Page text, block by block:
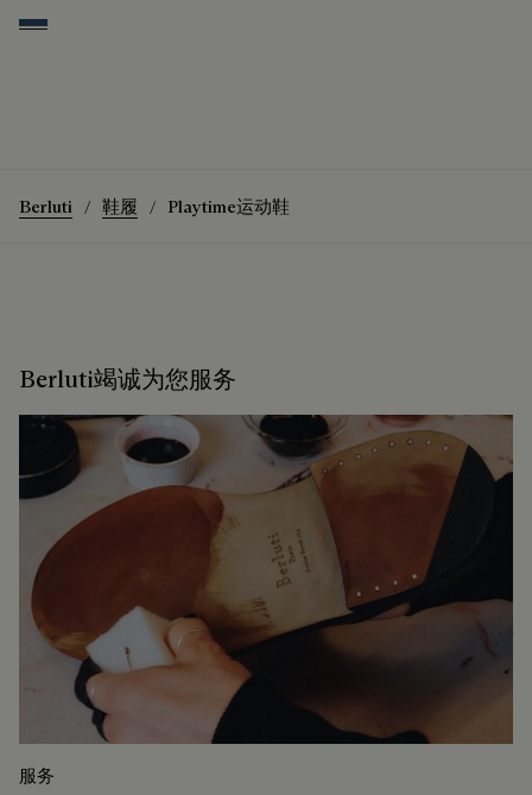
Blu Minerale
Berluti 鞋履 Playtime运动鞋
Berluti竭诚为您服务
服务